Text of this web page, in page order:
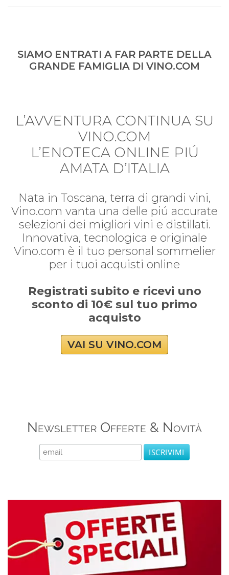
SIAMO ENTRATI A FAR PARTE DELLA
GRANDE FAMIGLIA DI VINO.COM
L’AVVENTURA CONTINUA SU
VINO.COM
L’ENOTECA ONLINE PIÚ
AMATA D’ITALIA
Nata in Toscana, terra di grandi vini,
Vino.com vanta una delle piú accurate
selezioni dei migliori vini e distillati.
Innovativa, tecnologica e originale
Vino.com è il tuo personal sommelier
per i tuoi acquisti online
Registrati subito e ricevi uno
sconto di 10€ sul tuo primo
acquisto
VAI SU VINO.COM
Newsletter Offerte & Novità